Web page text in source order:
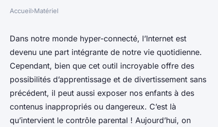
Comment configurer un filtre
parental sur un routeur
Netgear pour protéger les
enfants en ligne ?
berthe•7 mars 2024• 5 min de lecture
Accueil›Matériel
Dans notre monde hyper-connecté, l’Internet est
devenu une part intégrante de notre vie quotidienne.
Cependant, bien que cet outil incroyable offre des
possibilités d’apprentissage et de divertissement sans
précédent, il peut aussi exposer nos enfants à des
contenus inappropriés ou dangereux. C’est là
qu’intervient le contrôle parental ! Aujourd’hui, on